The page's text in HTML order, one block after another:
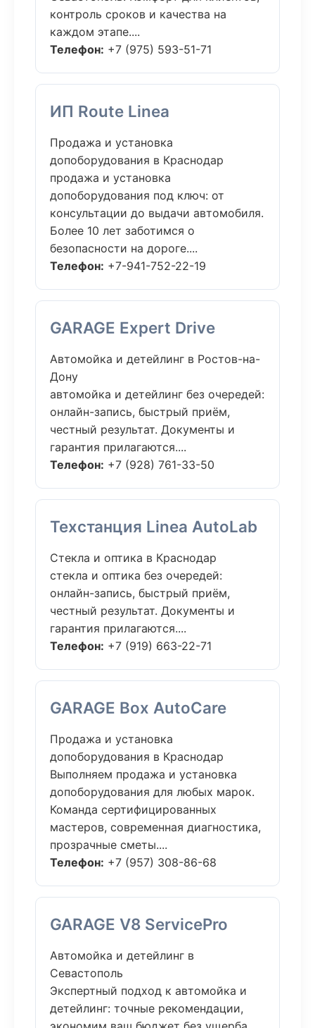
контроль сроков и качества на
каждом этапе....
Телефон: +7 (975) 593-51-71
ИП Route Linea
Продажа и установка
допоборудования в Краснодар
продажа и установка
допоборудования под ключ: от
консультации до выдачи автомобиля.
Более 10 лет заботимся о
безопасности на дороге....
Телефон: +7-941-752-22-19
GARAGE Expert Drive
Автомойка и детейлинг в Ростов-на-
Дону
автомойка и детейлинг без очередей:
онлайн-запись, быстрый приём,
честный результат. Документы и
гарантия прилагаются....
Телефон: +7 (928) 761-33-50
Техстанция Linea AutoLab
Стекла и оптика в Краснодар
стекла и оптика без очередей:
онлайн-запись, быстрый приём,
честный результат. Документы и
гарантия прилагаются....
Телефон: +7 (919) 663-22-71
GARAGE Box AutoCare
Продажа и установка
допоборудования в Краснодар
Выполняем продажа и установка
допоборудования для любых марок.
Команда сертифицированных
мастеров, современная диагностика,
прозрачные сметы....
Телефон: +7 (957) 308-86-68
GARAGE V8 ServicePro
Автомойка и детейлинг в
Севастополь
Экспертный подход к автомойка и
детейлинг: точные рекомендации,